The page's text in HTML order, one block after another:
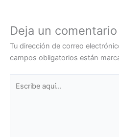
Deja un comentario
Tu dirección de correo
campos obligatorios están
aquí...